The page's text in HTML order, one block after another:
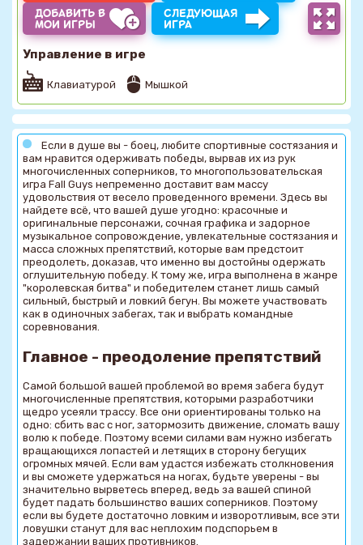
ДОБАВИТЬ В
МОИ ИГРЫ
СЛЕДУЮЩАЯ
ИГРА
Управление в игре
Клавиатурой Мышкой
Если в душе вы - боец, любите спортивные состязания и
вам нравится одерживать победы, вырвав их из рук
многочисленных соперников, то многопользовательская
игра Fall Guys непременно доставит вам массу
удовольствия от весело проведенного времени. Здесь вы
найдете всё, что вашей душе угодно: красочные и
оригинальные персонажи, сочная графика и задорное
музыкальное сопровождение, увлекательные состязания и
масса сложных препятствий, которые вам предстоит
преодолеть, доказав, что именно вы достойны одержать
оглушительную победу. К тому же, игра выполнена в жанре
"королевская битва" и победителем станет лишь самый
сильный, быстрый и ловкий бегун. Вы можете участвовать
как в одиночных забегах, так и выбрать командные
соревнования.
Главное - преодоление препятствий
Самой большой вашей проблемой во время забега будут
многочисленные препятствия, которыми разработчики
щедро усеяли трассу. Все они ориентированы только на
одно: сбить вас с ног, затормозить движение, сломать вашу
волю к победе. Поэтому всеми силами вам нужно избегать
вращающихся лопастей и летящих в сторону бегущих
огромных мячей. Если вам удастся избежать столкновения
и вы сможете удержаться на ногах, будьте уверены - вы
значительно вырветесь вперед, ведь за вашей спиной
будет падать большинство ваших соперников. Поэтому
если вы будете достаточно ловким и изворотливым, все эти
ловушки станут для вас неплохим подспорьем в
задержании ваших противников.